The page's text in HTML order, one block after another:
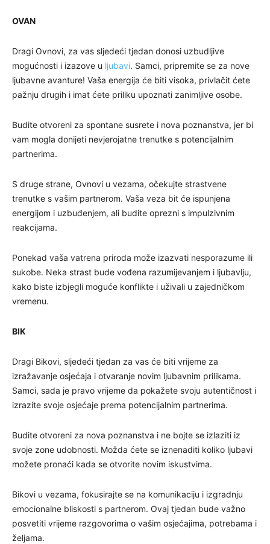
OVAN
Dragi Ovnovi, za vas sljedeći tjedan donosi uzbudljive
mogućnosti i izazove u ljubavi. Samci, pripremite se za nove
ljubavne avanture! Vaša energija će biti visoka, privlačit ćete
pažnju drugih i imat ćete priliku upoznati zanimljive osobe.
Budite otvoreni za spontane susrete i nova poznanstva, jer bi
vam mogla donijeti nevjerojatne trenutke s potencijalnim
partnerima.
S druge strane, Ovnovi u vezama, očekujte strastvene
trenutke s vašim partnerom. Vaša veza bit će ispunjena
energijom i uzbuđenjem, ali budite oprezni s impulzivnim
reakcijama.
Ponekad vaša vatrena priroda može izazvati nesporazume ili
sukobe. Neka strast bude vođena razumijevanjem i ljubavlju,
kako biste izbjegli moguće konflikte i uživali u zajedničkom
vremenu.
BIK
Dragi Bikovi, sljedeći tjedan za vas će biti vrijeme za
izražavanje osjećaja i otvaranje novim ljubavnim prilikama.
Samci, sada je pravo vrijeme da pokažete svoju autentičnost i
izrazite svoje osjećaje prema potencijalnim partnerima.
Budite otvoreni za nova poznanstva i ne bojte se izlaziti iz
svoje zone udobnosti. Možda ćete se iznenaditi koliko ljubavi
možete pronaći kada se otvorite novim iskustvima.
Bikovi u vezama, fokusirajte se na komunikaciju i izgradnju
emocionalne bliskosti s partnerom. Ovaj tjedan bude važno
posvetiti vrijeme razgovorima o vašim osjećajima, potrebama i
željama.